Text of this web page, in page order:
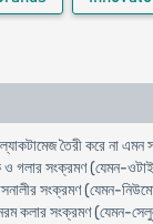
তৈরী করে না এমন
ও গলার সংক্রমণ (যেমন-
সংক্রমণ (যেমন-
কলার সংক্রমণ (যেমন-